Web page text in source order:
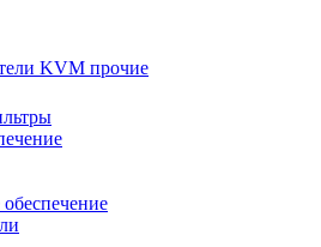
KVM прочие